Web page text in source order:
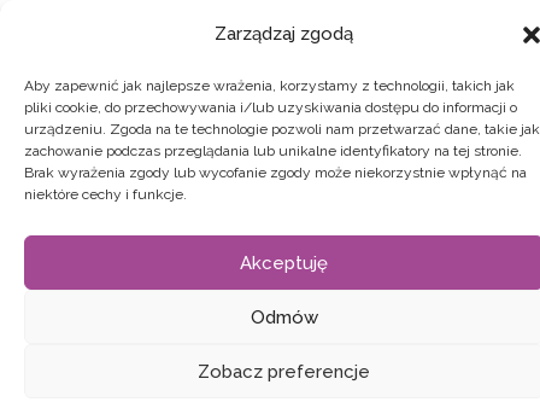
Zarządzaj zgodą
Aby zapewnić jak najlepsze wrażenia, korzystamy z technologii, takich jak
pliki cookie, do przechowywania i/lub uzyskiwania dostępu do informacji o
urządzeniu. Zgoda na te technologie pozwoli nam przetwarzać dane, takie jak
zachowanie podczas przeglądania lub unikalne identyfikatory na tej stronie.
Brak wyrażenia zgody lub wycofanie zgody może niekorzystnie wpłynąć na
niektóre cechy i funkcje.
Akceptuję
Odmów
Zobacz preferencje